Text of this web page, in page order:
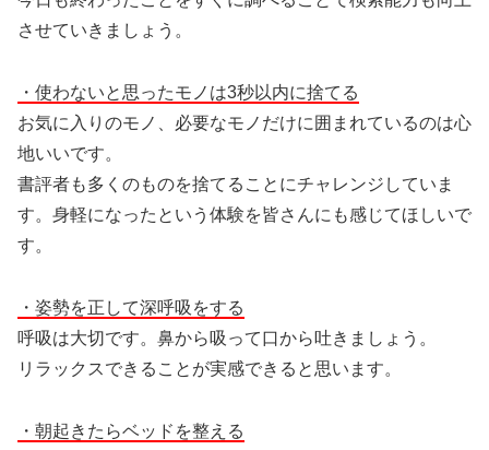
させていきましょう。
・使わないと思ったモノは3秒以内に捨てる
お気に入りのモノ、必要なモノだけに囲まれているのは心
地いいです。
書評者も多くのものを捨てることにチャレンジしていま
す。身軽になったという体験を皆さんにも感じてほしいで
す。
・姿勢を正して深呼吸をする
呼吸は大切です。鼻から吸って口から吐きましょう。
リラックスできることが実感できると思います。
・朝起きたらベッドを整える